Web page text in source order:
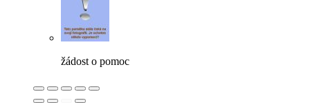
žádost o pomoc